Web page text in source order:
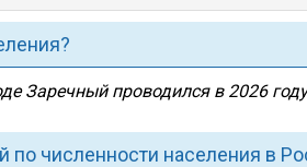
Заречный проводился в 2026
по численности населения в